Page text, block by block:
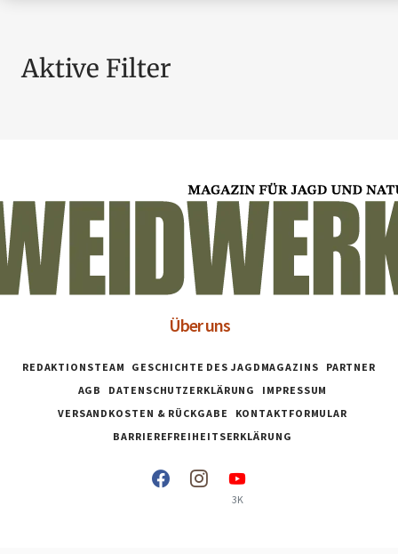
Aktive Filter
Über uns
REDAKTIONSTEAM GESCHICHTE DES JAGDMAGAZINS
PARTNER
AGB
DATENSCHUTZERKLÄRUNG
IMPRESSUM
VERSANDKOSTEN & RÜCKGABE
KONTAKTFORMULAR
BARRIEREFREIHEITSERKLÄRUNG
3K